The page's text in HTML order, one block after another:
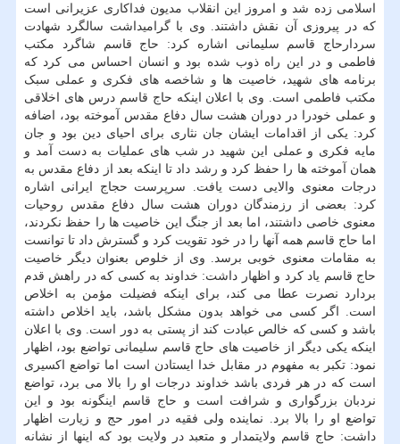
اسلامی زده شد و امروز این انقلاب مدیون فداکاری عزیرانی است
که در پیروزی آن نقش داشتند. وی با گرامیداشت سالگرد شهادت
سردارحاج قاسم سلیمانی اشاره کرد: حاج قاسم شاگرد مکتب
فاطمی و در این راه ذوب شده بود و انسان احساس می کرد که
برنامه های شهید، خاصیت ها و شاخصه های فکری و عملی سبک
مکتب فاطمی است. وی با اعلان اینکه حاج قاسم درس های اخلاقی
و عملی خودرا در دوران هشت سال دفاع مقدس آموخته بود، اضافه
کرد: یکی از اقدامات ایشان جان نثاری برای احیای دین بود و جان
مایه فکری و عملی این شهید در شب های عملیات به دست آمد و
همان آموخته ها را حفظ کرد و رشد داد تا اینکه بعد از دفاع مقدس به
درجات معنوی والایی دست یافت. سرپرست حجاج ایرانی اشاره
کرد: بعضی از رزمندگان دوران هشت سال دفاع مقدس روحیات
معنوی خاصی داشتند، اما بعد از جنگ این خاصیت ها را حفظ نکردند،
اما حاج قاسم همه آنها را در خود تقویت کرد و گسترش داد تا توانست
به مقامات معنوی خوبی برسد. وی از خلوص بعنوان دیگر خاصیت
حاج قاسم یاد کرد و اظهار داشت: خداوند به کسی که در راهش قدم
بردارد نصرت عطا می کند، برای اینکه فضیلت مؤمن به اخلاص
است. اگر کسی می خواهد بدون مشکل باشد، باید اخلاص داشته
باشد و کسی که خالص عبادت کند از پستی به دور است. وی با اعلان
اینکه یکی دیگر از خاصیت های حاج قاسم سلیمانی تواضع بود، اظهار
نمود: تکبر به مفهوم در مقابل خدا ایستادن است اما تواضع اکسیری
است که در هر فردی باشد خداوند درجات او را بالا می برد، تواضع
نردبان بزرگواری و شرافت است و حاج قاسم اینگونه بود و این
تواضع او را بالا برد. نماینده ولی فقیه در امور حج و زیارت اظهار
داشت: حاج قاسم ولایتمدار و متعبد در ولایت بود که اینها از نشانه